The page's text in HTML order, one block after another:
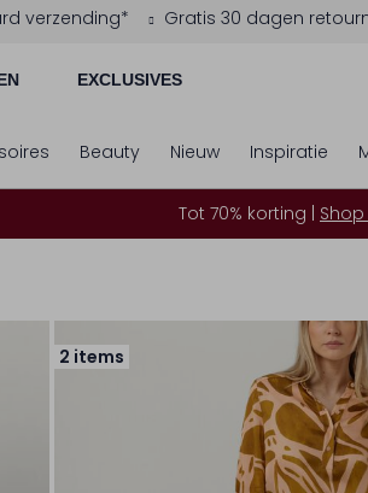
verzending* Gratis 30 dagen
EXCLUSIVES
Beauty Nieuw Inspiratie
Tot 70% korting |
2 items